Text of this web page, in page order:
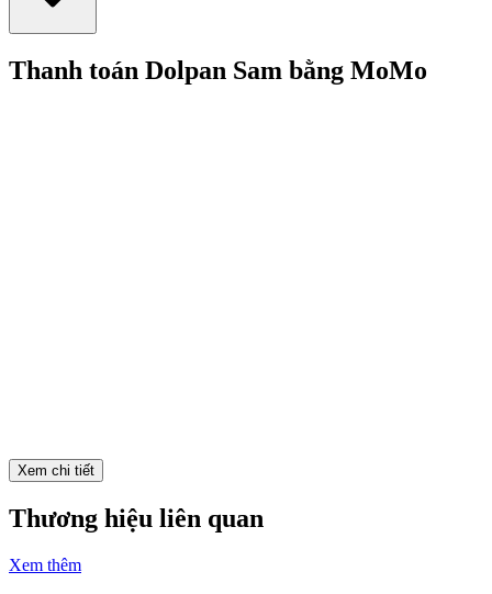
Hãy để Ví MoMo đồng hành cùng bạn khi thanh toán đơn giản tại
Thanh toán Dolpan Sam bằng MoMo
Xem chi tiết
Thương hiệu liên quan
Xem thêm